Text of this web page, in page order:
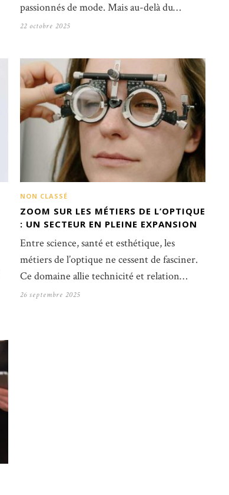
passionnés de mode. Mais au-delà du…
22 octobre 2025
NON CLASSÉ
ZOOM SUR LES MÉTIERS DE L’OPTIQUE
: UN SECTEUR EN PLEINE EXPANSION
Entre science, santé et esthétique, les
métiers de l’optique ne cessent de fasciner.
Ce domaine allie technicité et relation…
26 septembre 2025